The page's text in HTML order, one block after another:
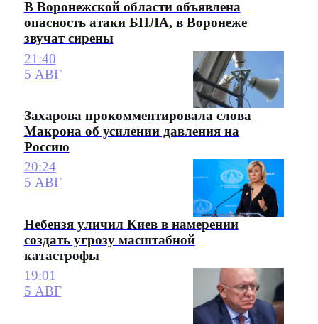
В Воронежской области объявлена
опасность атаки БПЛА, в Воронеже
звучат сирены
21:40
5 АВГ
Захарова прокомментировала слова
Макрона об усилении давления на
Россию
20:24
5 АВГ
Небензя уличил Киев в намерении
создать угрозу масштабной
катастрофы
19:01
5 АВГ